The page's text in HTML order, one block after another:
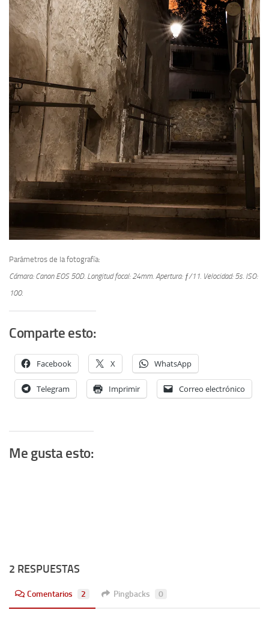
Parámetros de la fotografía:
Cámara: Canon EOS 50D. Longitud focal: 24mm. Apertura: ƒ/11. Velocidad: 5s. ISO:
100.
Comparte esto:
Facebook X WhatsApp
Telegram Imprimir Correo electrónico
Me gusta esto:
2 RESPUESTAS
Comentarios 2 Pingbacks 0